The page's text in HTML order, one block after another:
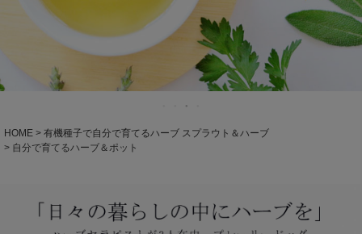
HOME
有機種子で自分で育てるハーブ スプラウト＆ハーブ
自分で育てるハーブ＆ポット